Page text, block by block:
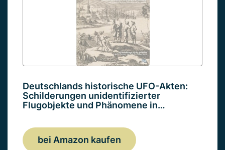
Deutschlands historische UFO-Akten:
Schilderungen unidentifizierter
Flugobjekte und Phänomene in…
bei Amazon kaufen